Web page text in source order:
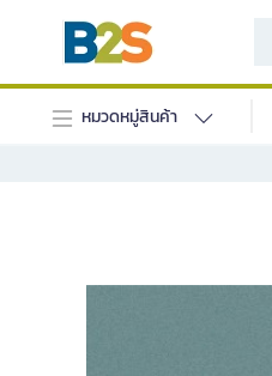
หมวดหมู่สินค้า